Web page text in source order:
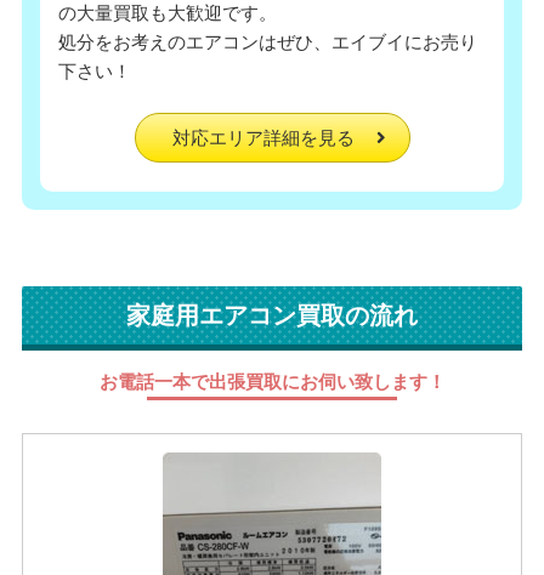
の大量買取も大歓迎です。
処分をお考えのエアコンはぜひ、エイブイにお売り
下さい！
対応エリア詳細を見る
家庭用エアコン買取の流れ
お電話一本で出張買取にお伺い致します！